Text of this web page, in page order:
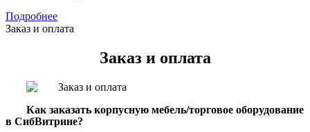
Подробнее
Заказ и оплата
Заказ и оплата
Как заказать корпусную мебель/торговое оборудование
в СибВитрине?